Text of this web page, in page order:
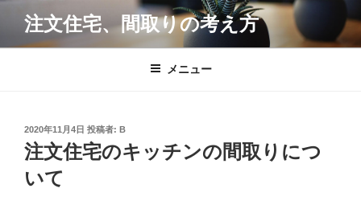
テ
注文住宅、間取りの考え方
メニュー
投
稿
日:
2020年11月4日 投稿者: B
注文住宅のキッチンの間取りにつ
いて